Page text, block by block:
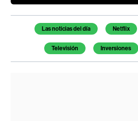
Temas de este artículo
Las noticias del día Netflix
Televisión Inversiones